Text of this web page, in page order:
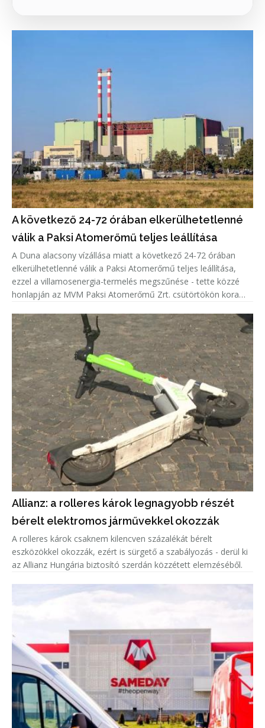
A következő 24-72 órában elkerülhetetlenné
válik a Paksi Atomerőmű teljes leállítása
A Duna alacsony vízállása miatt a következő 24-72 órában
elkerülhetetlenné válik a Paksi Atomerőmű teljes leállítása,
ezzel a villamosenergia-termelés megszűnése - tette közzé
honlapján az MVM Paksi Atomerőmű Zrt. csütörtökön kora
Allianz: a rolleres károk legnagyobb részét
bérelt elektromos járművekkel okozzák
A rolleres károk csaknem kilencven százalékát bérelt
eszközökkel okozzák, ezért is sürgető a szabályozás - derül ki
az Allianz Hungária biztosító szerdán közzétett elemzéséből.